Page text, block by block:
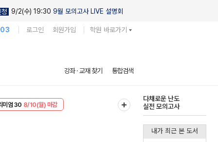
청 9/2(수) 19:30 9월 모의고사 LIVE 설명회
로그인 회원가입 학원 바로가기
강좌 · 교재 찾기 통합검색
8/10(월) 마감
다채로운 난도
실전 모의고사
내가 최근 본 도서